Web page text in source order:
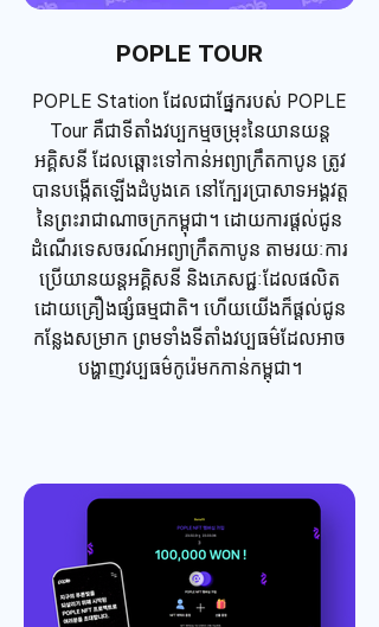
POPLE TOUR
POPLE Station ដែលជាផ្នែករបស់ POPLE
Tour ​គឺជាទីតាំងវប្បកម្មចម្រុះនៃយានយន្ត
អគ្គិសនី ដែលឆ្ពោះទៅកាន់អព្យាក្រឹតកាបូន​ ត្រូវ
បានបង្កើតឡើងដំបូងគេ នៅក្បែរប្រាសាទអង្គវត្ត
នៃព្រះរាជាណាចក្រកម្ពុជា។ ​ដោយការផ្តល់ជូន
ដំណើរទេសចរណ៍អព្យាក្រឹតកាបូន តាមរយៈការ
ប្រើយានយន្តអគ្គិសនី ​និងភេសជ្ជៈដែលផលិត
ដោយគ្រឿងផ្សំធម្មជាតិ។ ហើយយើងក៏ផ្តល់ជូន
កន្លែងសម្រាក​ ព្រមទាំងទីតាំងវប្បធម៌ដែលអាច
បង្ហាញវប្បធម៌កូរ៉េមកកាន់កម្ពុជា។​